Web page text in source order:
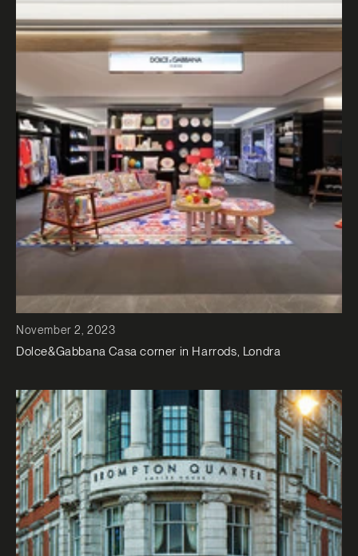
November 2, 2023
Dolce&Gabbana Casa corner in Harrods, Londra